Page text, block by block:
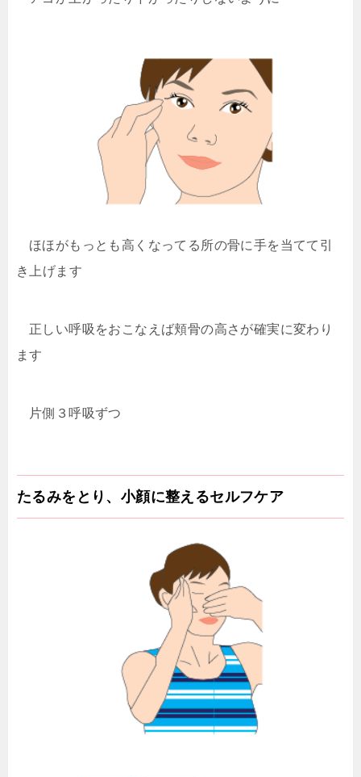
ほほがもっとも高くなってる所の骨に手を当てて引
き上げます
正しい呼吸をおこなえば頬骨の高さが確実に変わり
ます
片側３呼吸ずつ
たるみをとり、小顔に整えるセルフケア